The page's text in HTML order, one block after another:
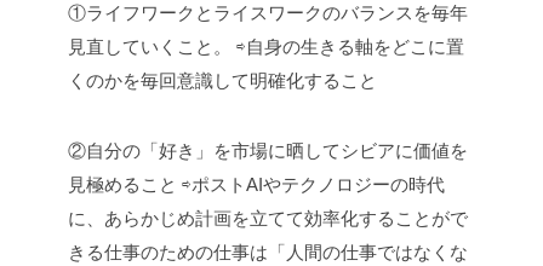
①ライフワークとライスワークのバランスを毎年
見直していくこと。
⇨自身の生きる軸をどこに置
くのかを毎回意識して明確化すること
②自分の「好き」を市場に晒してシビアに価値を
見極めること ⇨ポストAIやテクノロジーの時代
に、あらかじめ計画を立てて効率化することがで
きる仕事のための仕事は「人間の仕事ではなくな